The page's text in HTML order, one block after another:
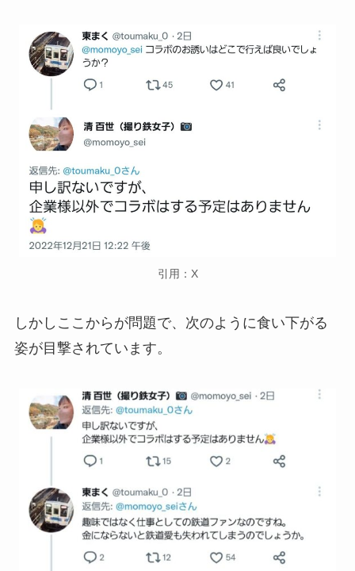
引用：X
しかしここからが問題で、次のように食い下がる
姿が目撃されています。